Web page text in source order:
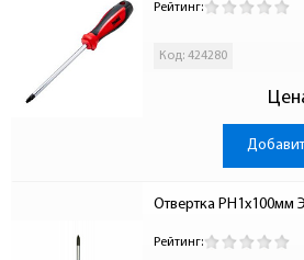
Рейтинг:
Код: 424280
Отвертка PH1х100мм
Рейтинг: